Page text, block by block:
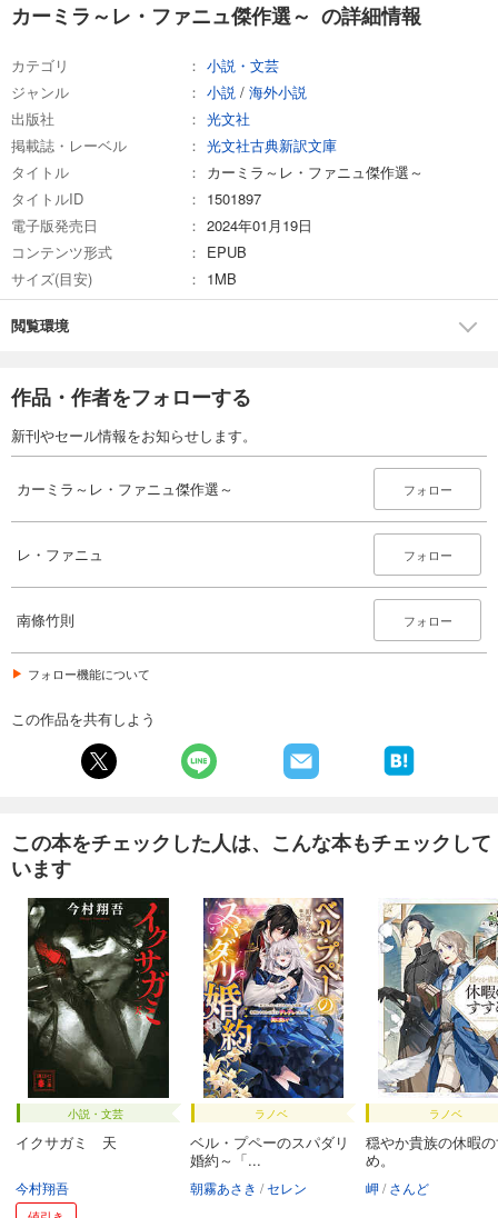
カーミラ～レ・ファニュ傑作選～ の詳細情報
カテゴリ
小説・文芸
ジャンル
小説 / 海外小説
出版社
光文社
掲載誌・レーベル
光文社古典新訳文庫
タイトル
カーミラ～レ・ファニュ傑作選～
タイトルID
1501897
電子版発売日
2024年01月19日
コンテンツ形式
EPUB
サイズ(目安)
1MB
閲覧環境
作品・作者をフォローする
新刊やセール情報をお知らせします。
カーミラ～レ・ファニュ傑作選～ フォロー
レ・ファニュ フォロー
南條竹則 フォロー
フォロー機能について
この作品を共有しよう
この本をチェックした人は、こんな本もチェックして
います
小説・文芸
イクサガミ 天
今村翔吾
ラノベ
ベル・プペーのスパダリ
婚約～「...
朝霧あさき セレン
ラノベ
穏やか貴族の休暇
め。
岬 さんど